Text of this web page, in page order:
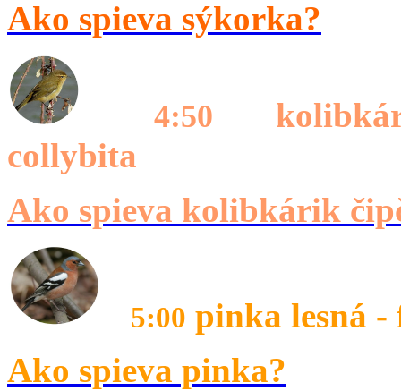
Ako spieva sýkorka?
4:50
collybita
Ako spieva kolibkárik
5:00 pinka lesná -
Ako spieva pinka?